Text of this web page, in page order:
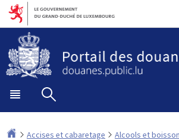
Aller
navigation
Aller
contenu
Menu
Accueil
Accises et cabaretage Alcools et